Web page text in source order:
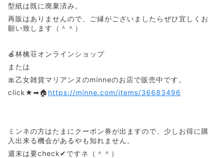
型紙は既に廃棄済み。
再販はありませんので、ご縁がございましたらぜひ宜しくお
願い致します（＾＾）
🍎林檎荘オンラインショップ
または
🎀乙女雑貨マリアンヌのminneのお店で販売中です。
click★➡🏠 https://minne.com/items/36683496
ミンネの方はたまにクーポン券が出ますので、少しお得に購
入出来る機会があるやも知れません。
週末は要check✔ですネ（＾＾）